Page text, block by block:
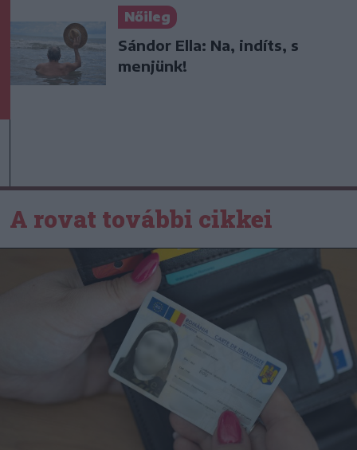
Nőileg
Sándor Ella: Na, indíts, s
menjünk!
A rovat további cikkei